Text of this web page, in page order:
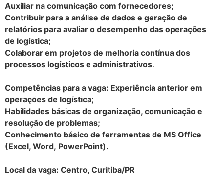
Auxiliar na comunicação com fornecedores;
Contribuir para a análise de dados e geração de
relatórios para avaliar o desempenho das operações
de logística;
Colaborar em projetos de melhoria contínua dos
processos logísticos e administrativos.
Competências para a vaga: Experiência anterior em
operações de logística;
Habilidades básicas de organização, comunicação e
resolução de problemas;
Conhecimento básico de ferramentas de MS Office
(Excel, Word, PowerPoint).
Local da vaga: Centro, Curitiba/PR